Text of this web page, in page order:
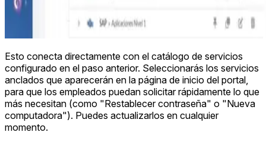
Esto conecta directamente con el catálogo de servicios
configurado en el paso anterior. Seleccionarás los servicios
anclados que aparecerán en la página de inicio del portal,
para que los empleados puedan solicitar rápidamente lo que
más necesitan (como "Restablecer contraseña" o "Nueva
computadora"). Puedes actualizarlos en cualquier
momento.